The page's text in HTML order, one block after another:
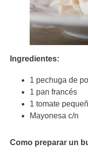
Ingredientes:
1 pechuga de
1 pan francés
1 tomate
Mayonesa c/n
Como preparar un